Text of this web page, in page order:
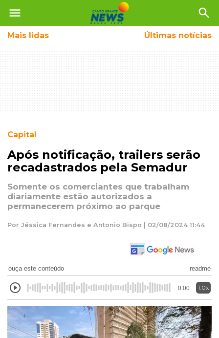
menu search
Mais lidas Últimas notícias
Capital
Após notificação, trailers serão
recadastrados pela Semadur
Somente os comerciantes que trabalham
diariamente estão autorizados a
permanecerem próximo ao parque
Por Jéssica Fernandes e Antonio Bispo | 02/08/2024 11:44
ouça este conteúdo readme
0:00 1.0x